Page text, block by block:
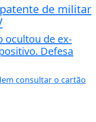
de militar
ocultou de ex-
Defesa